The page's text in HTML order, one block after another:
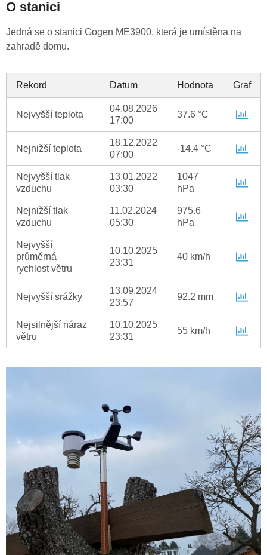
O stanici
Jedná se o stanici Gogen ME3900, která je umístěna na
zahradě domu.
Rekord Datum Hodnota Graf
Nejvyšší teplota
04.08.2026
17:00
37.6 °C
Nejnižší teplota
18.12.2022
07:00
-14.4 °C
Nejvyšší tlak
vzduchu
13.01.2022
03:30
1047
hPa
Nejnižší tlak
vzduchu
11.02.2024
05:30
975.6
hPa
Nejvyšší
průměrná
rychlost větru
10.10.2025
23:31
40 km/h
Nejvyšší srážky
13.09.2024
23:57
92.2 mm
Nejsilnější náraz
větru
10.10.2025
23:31
55 km/h